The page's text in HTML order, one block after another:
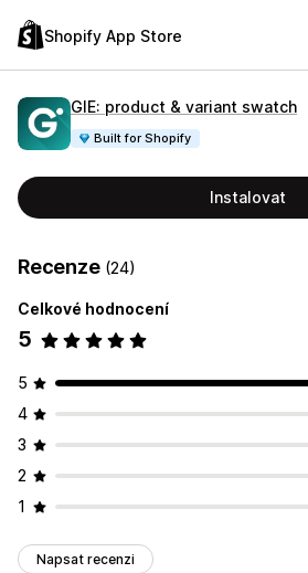
Shopify App Store
GIE: product & variant swatch
Built for Shopify
Instalovat
Recenze (24)
Celkové hodnocení
5
5
4
3
2
1
Napsat recenzi